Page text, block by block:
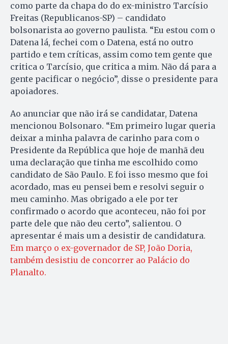
como parte da chapa do do ex-ministro Tarcísio
Freitas (Republicanos-SP) – candidato
bolsonarista ao governo paulista. “Eu estou com o
Datena lá, fechei com o Datena, está no outro
partido e tem críticas, assim como tem gente que
critica o Tarcísio, que critica a mim. Não dá para a
gente pacificar o negócio”, disse o presidente para
apoiadores.
Ao anunciar que não irá se candidatar, Datena
mencionou Bolsonaro. “Em primeiro lugar queria
deixar a minha palavra de carinho para com o
Presidente da República que hoje de manhã deu
uma declaração que tinha me escolhido como
candidato de São Paulo. E foi isso mesmo que foi
acordado, mas eu pensei bem e resolvi seguir o
meu caminho. Mas obrigado a ele por ter
confirmado o acordo que aconteceu, não foi por
parte dele que não deu certo”, salientou. O
apresentar é mais um a desistir de candidatura.
Em março o ex-governador de SP, João Doria,
também desistiu de concorrer ao Palácio do
Planalto.